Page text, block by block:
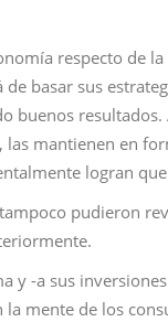
respecto de
basar sus
buenos
mantienen en
logran
pudieron
y -a sus
mente de los